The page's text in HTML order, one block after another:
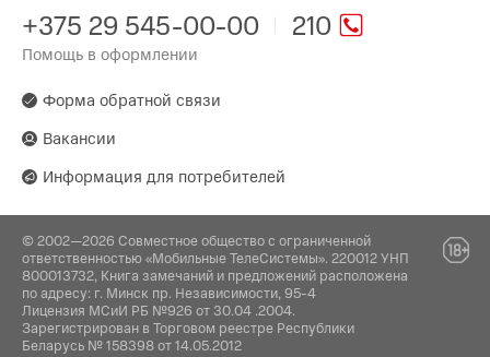
Операционная система:
YaOS X
Комплектация:
Инструкция / Подставка (2 шт.) / Пульт
Функции:
Smart TV
60 Гц
Высота:
852 мм
14.1 кг
5.1
3×HDMI 2.1
Порты USB:
1 × USB 2.0 + 1×USB 3.0
HDMI / USB
Производитель:
Werftestrasse 4, 6005 Luzern. Яндекс
Сервисез АГ, Швейцария, Верфтештрассе 4,
6005 Люцерн.
Поставщик:
Гатово, д. 5, пом. 78, 223017
210
+375 29 545-00-00
Помощь в оформлении
Форма обратной связи
Вакансии
Информация для потребителей
© 2002—2026 Совместное общество с ограниченной
ответственностью «Мобильные ТелеСистемы». 220012 УНП
800013732, Книга замечаний и предложений расположена
по адресу: г. Минск пр. Независимости, 95-4
Лицензия МСиИ РБ №926 от 30.04 .2004.
Зарегистрирован в Торговом реестре Республики
Беларусь № 158398 от 14.05.2012